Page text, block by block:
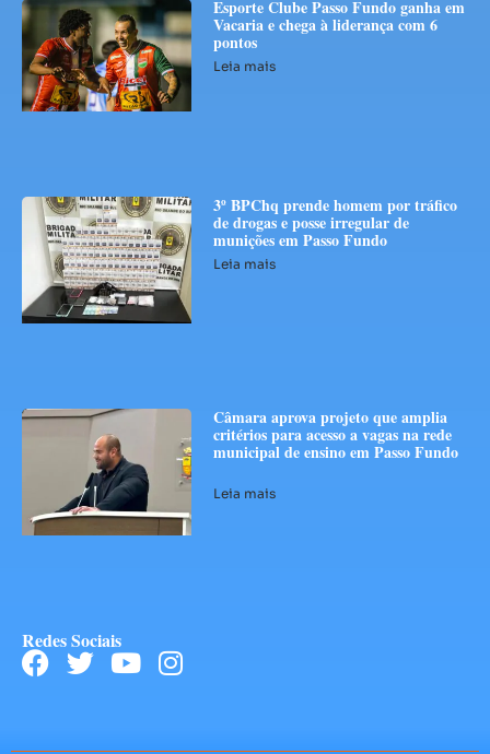
Esporte Clube Passo Fundo ganha em
Vacaria e chega à liderança com 6
pontos
Leia mais
3º BPChq prende homem por tráfico
de drogas e posse irregular de
munições em Passo Fundo
Leia mais
Câmara aprova projeto que amplia
critérios para acesso a vagas na rede
municipal de ensino em Passo Fundo
Leia mais
Redes Sociais